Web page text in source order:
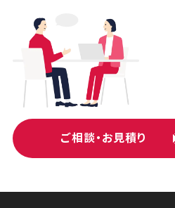
ご相談・お見積り